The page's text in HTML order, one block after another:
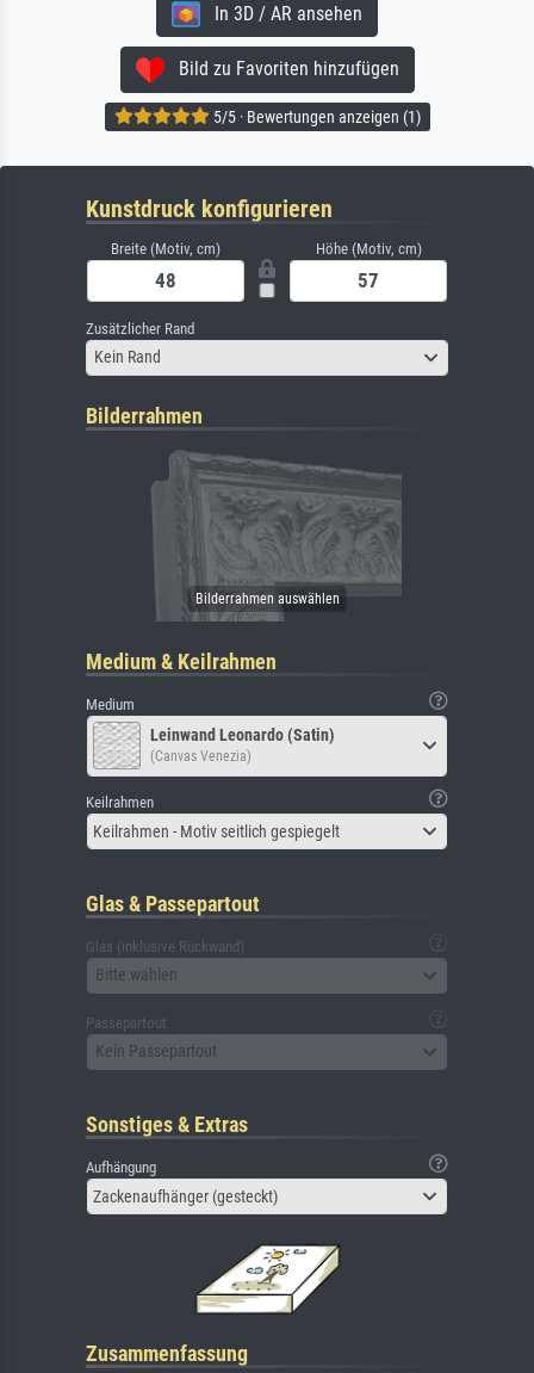
In 3D / AR ansehen
Bild zu Favoriten hinzufügen
5/5 · Bewertungen anzeigen (1)
Kunstdruck konfigurieren
Breite (Motiv, cm) Höhe (Motiv, cm)
Zusätzlicher Rand
Kein Rand
Bilderrahmen
Medium & Keilrahmen
Medium
Leinwand Leonardo (Satin)
(Canvas Venezia)
Keilrahmen
Keilrahmen - Motiv seitlich gespiegelt
Glas & Passepartout
Glas (inklusive Rückwand)
Bitte wählen
Passepartout
Kein Passepartout
Sonstiges & Extras
Aufhängung
Zackenaufhänger (gesteckt)
Zusammenfassung